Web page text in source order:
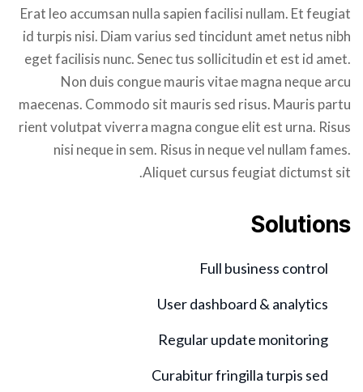
Erat leo accumsan nulla sapien facilisi nullam. Et feugiat
id turpis nisi. Diam varius sed tincidunt amet netus nibh
eget facilisis nunc. Senec tus sollicitudin et est id amet.
Non duis congue mauris vitae magna neque arcu
maecenas. Commodo sit mauris sed risus. Mauris partu
rient volutpat viverra magna congue elit est urna. Risus
nisi neque in sem. Risus in neque vel nullam fames.
Aliquet cursus feugiat dictumst sit.
Solutions
Full business control
User dashboard & analytics
Regular update monitoring
Curabitur fringilla turpis sed